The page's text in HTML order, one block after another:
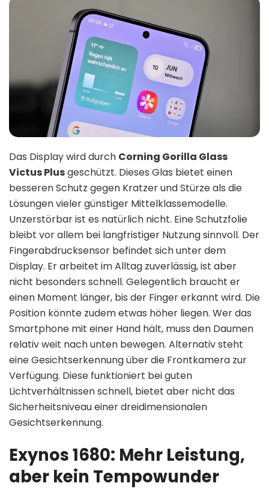
Das Display wird durch Corning Gorilla Glass
Victus Plusgeschützt. Dieses Glas bietet einen
besseren Schutz gegen Kratzer und Stürze als die
Lösungen vieler günstiger Mittelklassemodelle.
Unzerstörbar ist es natürlich nicht. Eine Schutzfolie
bleibt vor allem bei langfristiger Nutzung sinnvoll. Der
Fingerabdrucksensor befindet sich unter dem
Display. Er arbeitet im Alltag zuverlässig, ist aber
nicht besonders schnell. Gelegentlich braucht er
einen Moment länger, bis der Finger erkannt wird. Die
Position könnte zudem etwas höher liegen. Wer das
Smartphone mit einer Hand hält, muss den Daumen
relativ weit nach unten bewegen. Alternativ steht
eine Gesichtserkennung über die Frontkamera zur
Verfügung. Diese funktioniert bei guten
Lichtverhältnissen schnell, bietet aber nicht das
Sicherheitsniveau einer dreidimensionalen
Gesichtserkennung.
Exynos 1680: Mehr Leistung,
aber kein Tempowunder